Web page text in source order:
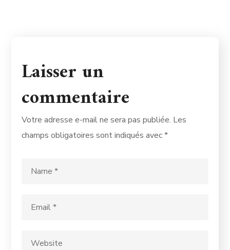
Laisser un
commentaire
Votre adresse e-mail ne sera pas publiée. Les
champs obligatoires sont indiqués avec*